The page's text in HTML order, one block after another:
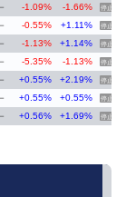
－ -1.09% -1.66% 停止
－ -0.55% +1.11% 停止
－ -1.13% +1.14% 停止
－ -5.35% -1.13% 停止
－ +0.55% +2.19% 停止
－ +0.55% +0.55% 停止
－ +0.56% +1.69% 停止